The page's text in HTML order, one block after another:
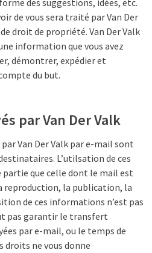
des suggestions, idées, etc.
de vous sera traité par Van Der
droit de propriété. Van Der Valk
information que vous avez
démontrer, expédier et
du but.
par Van Der Valk
Van Der Valk par e-mail sont
L’utilsation de ces
que celle dont le mail est
reproduction, la publication, la
de ces informations n’est pas
pas garantir le transfert
par e-mail, ou le temps de
droits ne vous donne